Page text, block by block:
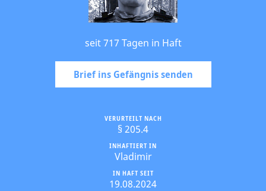
seit 717 Tagen in Haft
Brief ins Gefängnis senden
IN HAFT SEIT
19.08.2024
INHAFTIERT IN
Vladimir
VERURTEILT NACH
§ 205.4